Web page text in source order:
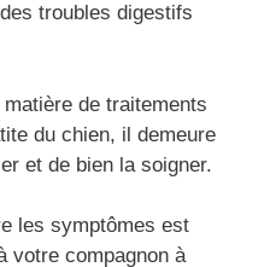
troubles digestifs
de traitements
du chien, il demeure
et de bien la soigner.
les symptômes est
votre compagnon à